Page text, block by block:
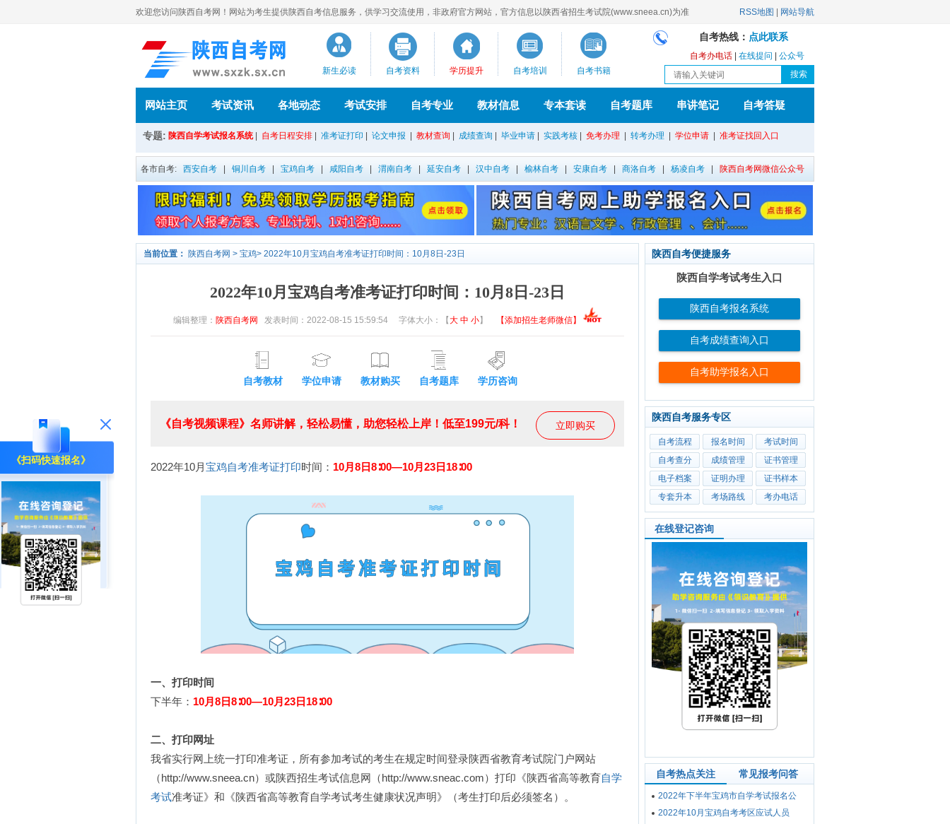
欢迎您访问陕西自考网！网站为考生提供陕西自考信息服务，供学习交流使用，非政府官方网站，官方信息以陕西省招生考试院(www.sneea.cn)为准 RSS地图 网站导航
新生必读 自考资料 学历提升 自考培训 自考书籍
自考热线： 点此联系
自考办电话 在线提问 公众号
网站主页 考试资讯 各地动态 考试安排 自考专业 教材信息 专本套读 自考题库 串讲笔记 自考答疑
专题: 陕西自学考试报名系统 自考日程安排 准考证打印 论文申报 教材查询 成绩查询 毕业申请 实践考核 免考办理 转考办理 学位申请 准考证找回入口
各市自考: 西安自考 铜川自考 宝鸡自考 咸阳自考 渭南自考 延安自考 汉中自考 榆林自考 安康自考 商洛自考 杨凌自考 陕西自考网微信公众号
当前位置： 陕西自考网 > 宝鸡> 2022年10月宝鸡自考准考证打印时间：10月8日-23日
2022年10月宝鸡自考准考证打印时间：10月8日-23日
编辑整理： 陕西自考网 发表时间：2022-08-15 15:59:54 字体大小：【大 中 小】 【添加招生老师微信】
自考教材 学位申请 教材购买 自考题库 学历咨询
立即购买
《自考视频课程》名师讲解，轻松易懂，助您轻松上岸！低至199元/科！
2022年10月宝鸡自考准考证打印时间： 10月8日8∶00—10月23日18∶00
一、打印时间
下半年： 10月8日8∶00—10月23日18∶00
二、打印网址
我省实行网上统一打印准考证，所有参加考试的考生在规定时间登录陕西省教育考试院门户网站
（http://www.sneea.cn）或陕西招生考试信息网（http://www.sneac.com）打印《陕西省高等教育自学
考试准考证》和《陕西省高等教育自学考试考生健康状况声明》（考生打印后必须签名）。
陕西自考便捷服务
陕西自学考试考生入口
陕西自考报名系统
自考成绩查询入口
自考助学报名入口
陕西自考服务专区
自考流程 报名时间
考试时间
自考查分
成绩管理
证书管理
电子档案
证明办理
证书样本
专套升本
考场路线 考办电话
在线登记咨询
自考热点关注 常见报考问答
2022年下半年宝鸡市自学考试报名公
2022年10月宝鸡自考考区应试人员
《扫码快速报名》